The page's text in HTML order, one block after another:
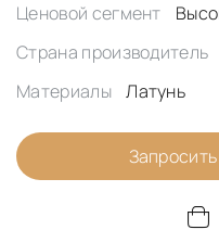
Ценовой сегмент
Страна производитель
Материалы
Латунь